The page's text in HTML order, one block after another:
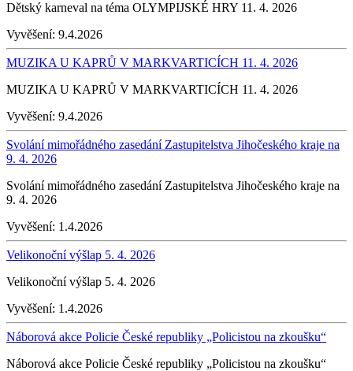
Dětský karneval na téma OLYMPIJSKÉ HRY 11. 4. 2026
Vyvěšení: 9.4.2026
MUZIKA U KAPRŮ V MARKVARTICÍCH 11. 4. 2026
MUZIKA U KAPRŮ V MARKVARTICÍCH 11. 4. 2026
Vyvěšení: 9.4.2026
Svolání mimořádného zasedání Zastupitelstva Jihočeského kraje na
9. 4. 2026
Svolání mimořádného zasedání Zastupitelstva Jihočeského kraje na
9. 4. 2026
Vyvěšení: 1.4.2026
Velikonoční výšlap 5. 4. 2026
Velikonoční výšlap 5. 4. 2026
Vyvěšení: 1.4.2026
Náborová akce Policie České republiky „Policistou na zkoušku“
Náborová akce Policie České republiky „Policistou na zkoušku“